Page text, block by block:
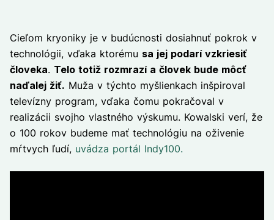
Cieľom kryoniky je v budúcnosti dosiahnuť pokrok v
technológii, vďaka ktorému sa jej podarí vzkriesiť
človeka. Telo totiž rozmrazí a človek bude môcť
naďalej žiť. Muža v týchto myšlienkach inšpiroval
televízny program, vďaka čomu pokračoval v
realizácii svojho vlastného výskumu. Kowalski verí, že
o 100 rokov budeme mať technológiu na oživenie
mŕtvych ľudí, uvádza portál Indy100.